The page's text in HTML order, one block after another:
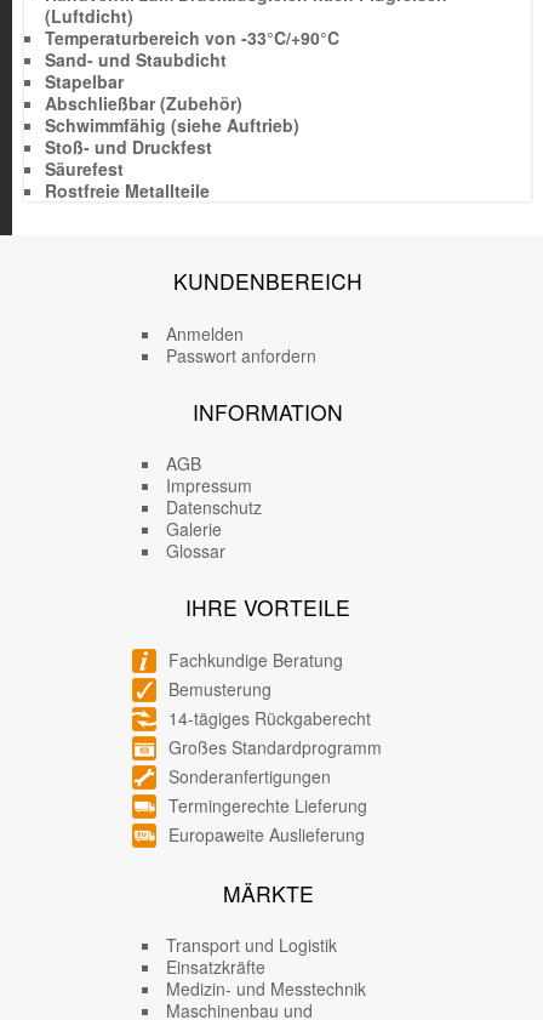
(Luftdicht)
Temperaturbereich von -33°C/+90°C
Sand- und Staubdicht
Stapelbar
Abschließbar (Zubehör)
Schwimmfähig (siehe Auftrieb)
Stoß- und Druckfest
Säurefest
Rostfreie Metallteile
KUNDENBEREICH
Anmelden
Passwort anfordern
INFORMATION
AGB
Impressum
Datenschutz
Galerie
Glossar
IHRE VORTEILE
Fachkundige Beratung
Bemusterung
14-tägiges Rückgaberecht
Großes Standardprogramm
Sonderanfertigungen
Termingerechte Lieferung
Europaweite Auslieferung
MÄRKTE
Transport und Logistik
Einsatzkräfte
Medizin- und Messtechnik
Maschinenbau und